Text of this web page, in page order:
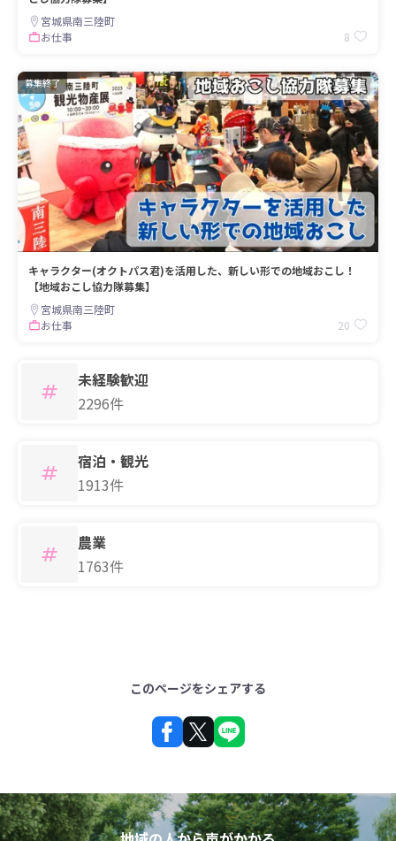
宮城県南三陸町
お仕事
8
募集終了
キャラクター(オクトパス君)を活用した、新しい形での地域おこし！
【地域おこし協力隊募集】
宮城県南三陸町
お仕事
20
未経験歓迎
2296件
宿泊・観光
1913件
農業
1763件
このページをシェアする